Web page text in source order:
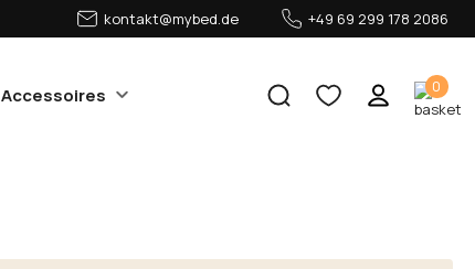
kontakt@mybed.de +49 69 299 178 2086
Accessoires 0